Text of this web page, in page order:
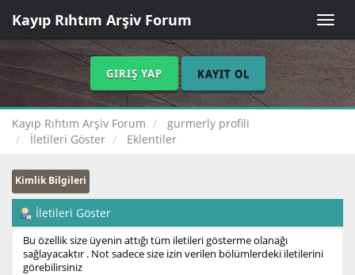
Toggle
Kayıp Rıhtım Arşiv Forum
GIRIŞ YAP KAYIT OL
Kayıp Rıhtım Arşiv Forum
gurmerly profili
İletileri Göster
Eklentiler
Kimlik Bilgileri
İletileri Göster
Bu özellik size üyenin attığı tüm iletileri gösterme olanağı
sağlayacaktır . Not sadece size izin verilen bölümlerdeki iletilerini
görebilirsiniz